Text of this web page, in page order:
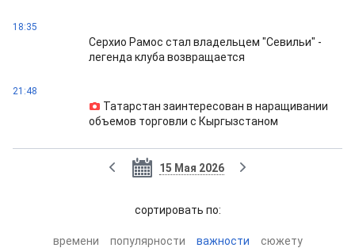
18:35
Серхио Рамос стал владельцем "Севильи" -
легенда клуба возвращается
21:48
Татарстан заинтересован в наращивании
объемов торговли с Кыргызстаном
15 Мая 2026
cортировать по:
времени популярности важности сюжету